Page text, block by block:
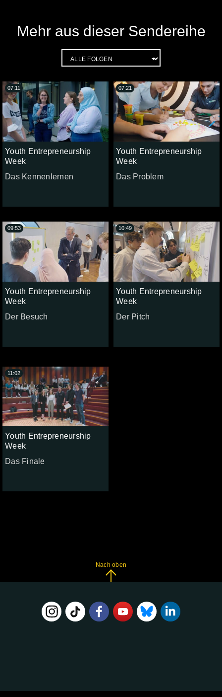
Mehr aus dieser Sendereihe
Youth Entrepreneurship
Week
Das Kennenlernen
07:11
Youth Entrepreneurship
Week
Das Problem
07:21
Youth Entrepreneurship
Week
Der Besuch
09:53
Youth Entrepreneurship
Week
Der Pitch
10:49
Youth Entrepreneurship
Week
Das Finale
11:02
Nach oben